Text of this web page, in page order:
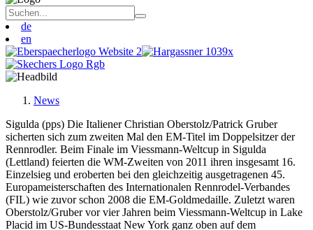
de
en
News
Sigulda (pps) Die Italiener Christian Oberstolz/Patrick Gruber
sicherten sich zum zweiten Mal den EM-Titel im Doppelsitzer der
Rennrodler. Beim Finale im Viessmann-Weltcup in Sigulda
(Lettland) feierten die WM-Zweiten von 2011 ihren insgesamt 16.
Einzelsieg und eroberten bei den gleichzeitig ausgetragenen 45.
Europameisterschaften des Internationalen Rennrodel-Verbandes
(FIL) wie zuvor schon 2008 die EM-Goldmedaille. Zuletzt waren
Oberstolz/Gruber vor vier Jahren beim Viessmann-Weltcup in Lake
Placid im US-Bundesstaat New York ganz oben auf dem